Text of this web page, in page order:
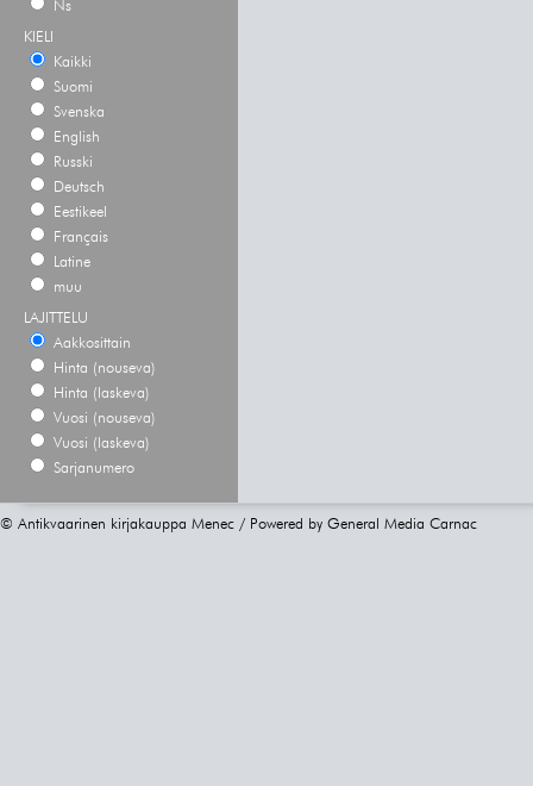
Ns
KIELI
Kaikki
Suomi
Svenska
English
Russki
Deutsch
Eestikeel
Français
Latine
muu
LAJITTELU
Aakkosittain
Hinta (nouseva)
Hinta (laskeva)
Vuosi (nouseva)
Vuosi (laskeva)
Sarjanumero
© Antikvaarinen kirjakauppa Menec / Powered by General Media Carnac